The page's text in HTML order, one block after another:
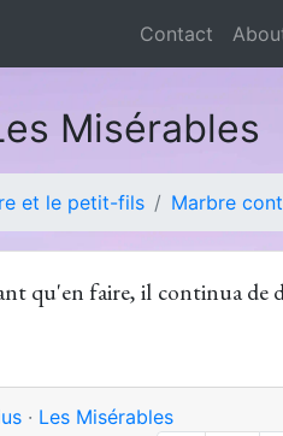
Contact
Misérables
et le petit-fils Marbre
qu'en faire, il continua de
· Les Misérables